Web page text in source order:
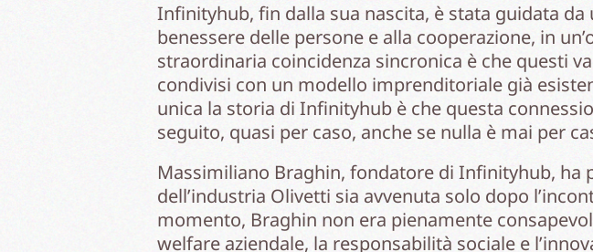
Infinityhub, fin dalla sua nascita, è stata guidata
benessere delle persone e alla cooperazione, in
straordinaria coincidenza sincronica è che questi
condivisi con un modello imprenditoriale già
unica la storia di Infinityhub è che questa
seguito, quasi per caso, anche se nulla è mai per
Massimiliano Braghin, fondatore di Infinityhub, ha
dell’industria Olivetti sia avvenuta solo dopo
momento, Braghin non era pienamente
welfare aziendale, la responsabilità sociale e